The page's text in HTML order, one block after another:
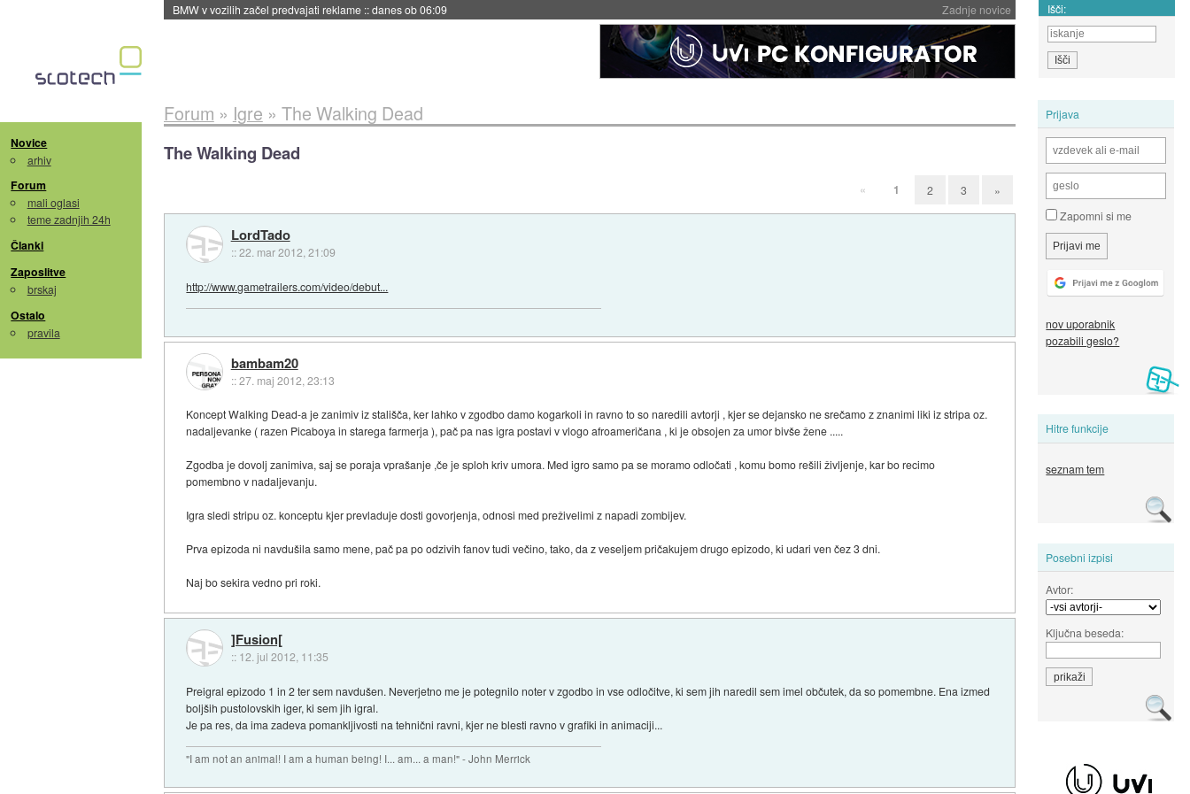
Zadnje novice
BMW v vozilih začel predvajati reklame ::danes ob 06:09 Išči:
Novice
arhiv
Forum
mali oglasi
teme zadnjih 24h
Članki
Zaposlitve
brskaj
Ostalo
pravila
Prijava
Zapomni si me
nov uporabnik
pozabili geslo?
Hitre funkcije
seznam tem
Posebni izpisi
Avtor:
Ključna beseda:
Forum » Igre » The Walking Dead
The Walking Dead
« 1 2 3 »
LordTado
::22. mar 2012, 21:09
http://www.gametrailers.com/video/debut...
bambam20
::27. maj 2012, 23:13
Koncept Walking Dead-a je zanimiv iz stališča, ker lahko v zgodbo damo kogarkoli in ravno to so naredili avtorji , kjer se dejansko ne srečamo z znanimi liki iz stripa oz.
nadaljevanke ( razen Picaboya in starega farmerja ), pač pa nas igra postavi v vlogo afroameričana , ki je obsojen za umor bivše žene .....
Zgodba je dovolj zanimiva, saj se poraja vprašanje ,če je sploh kriv umora. Med igro samo pa se moramo odločati , komu bomo rešili življenje, kar bo recimo
pomembno v nadaljevanju.
Igra sledi stripu oz. konceptu kjer prevladuje dosti govorjenja, odnosi med preživelimi z napadi zombijev.
Prva epizoda ni navdušila samo mene, pač pa po odzivih fanov tudi večino, tako, da z veseljem pričakujem drugo epizodo, ki udari ven čez 3 dni.
Naj bo sekira vedno pri roki.
]Fusion[
:: 12. jul 2012, 11:35
Preigral epizodo 1 in 2 ter sem navdušen. Neverjetno me je potegnilo noter v zgodbo in vse odločitve, ki sem jih naredil sem imel občutek, da so pomembne. Ena izmed
boljših pustolovskih iger, ki sem jih igral.
Je pa res, da ima zadeva pomankljivosti na tehnični ravni, kjer ne blesti ravno v grafiki in animaciji...
"I am not an animal! I am a human being! I... am... a man!" - John Merrick